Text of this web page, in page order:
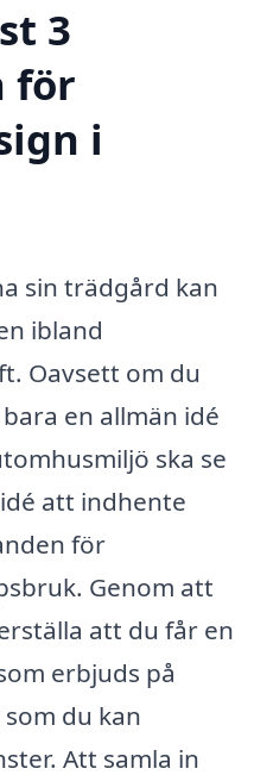
3
för
i
sin trädgård kan
ibland
Oavsett om du
en allmän idé
ska se
att indhente
för
Genom att
att du får en
erbjuds på
du kan
Att samla in